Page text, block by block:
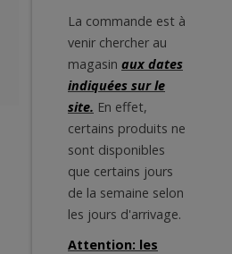
La commande est à
venir chercher au
magasin aux dates
indiquées sur le
site. En effet,
certains produits ne
sont disponibles
que certains jours
de la semaine selon
les jours d'arrivage.
Attention: les